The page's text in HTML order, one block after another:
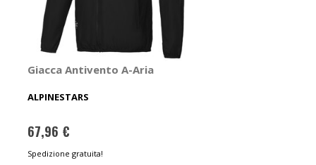
Giacca Antivento A-Aria
ALPINESTARS
67,96 €
Spedizione gratuita!